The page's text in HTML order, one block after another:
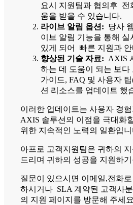
요시 지원팀과 협의후 전
움을 받을 수 있습니다.
라이브 알림 옵션: 당사
이브 알림 기능을 통해 실
있게 되어 빠른 지원과
향상된 기술 자료: AXIS
하는 데 도움이 되는 보다
가이드, FAQ 및 사용자
션 리소스를 업데이트 했
이러한 업데이트는 사용자 경
AXIS 솔루션의 이점을 극대화
위한 지속적인 노력의 일환입니
아프로 고객지원팀은 귀하의
드리며 귀하의 성공을 지원하
질문이 있으시면 이메일,전화
하시거나 SLA 계약된 고객사
의 지원 페이지를 방문해 주세